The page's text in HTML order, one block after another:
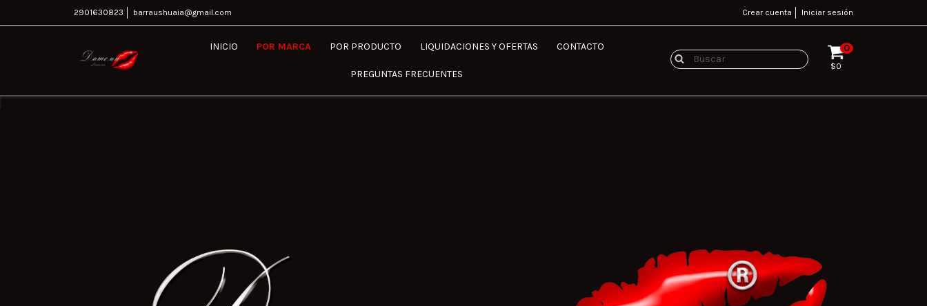
2901630823 barraushuaia@gmail.com Crear cuenta Iniciar sesión
INICIO POR MARCA POR PRODUCTO LIQUIDACIONES Y OFERTAS CONTACTO
PREGUNTAS FRECUENTES
0
$0